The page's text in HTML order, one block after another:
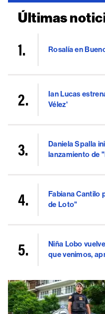
Últimas
Rosalía en
Ian Lucas
Vélez'
Daniela Spalla
lanzamiento de
Fabiana Cantilo
de Loto"
Niña Lobo
que venimos,